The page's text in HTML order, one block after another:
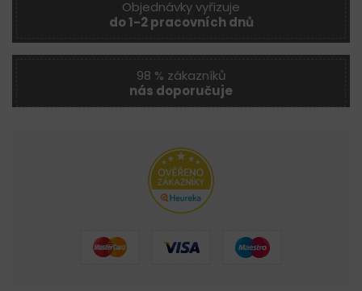
Objednávky vyřizuje
do 1-2 pracovních dnů
98 % zákazníků
nás doporučuje